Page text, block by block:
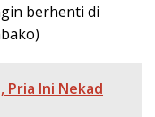
berhenti di
Pria Ini Nekad